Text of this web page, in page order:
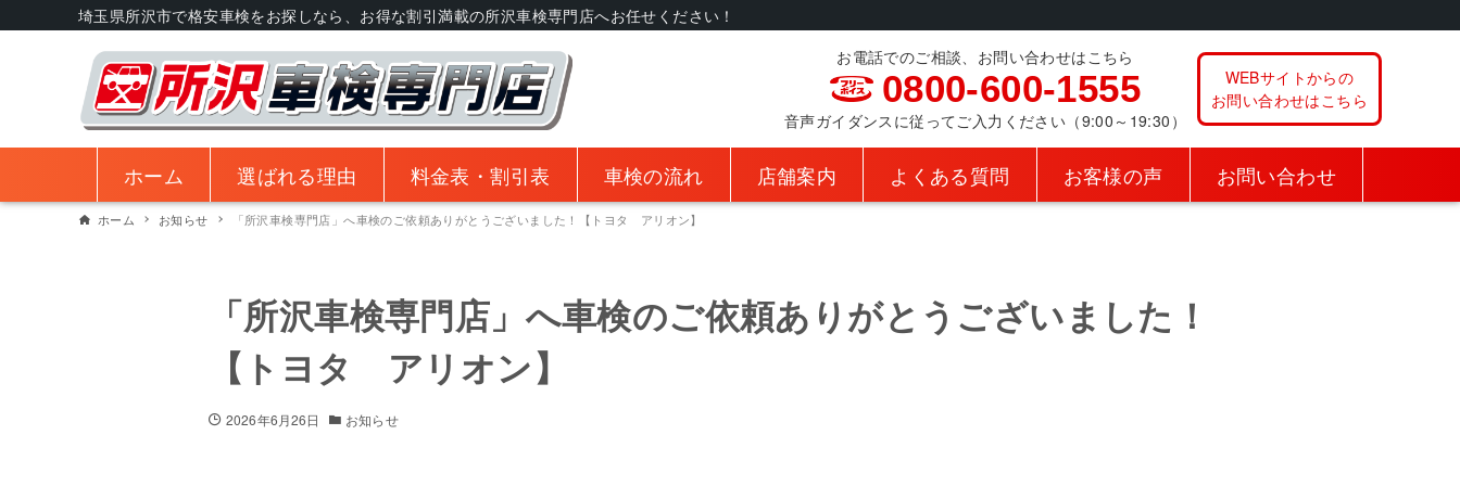
埼玉県所沢市で格安車検をお探しなら、お得な割引満載の所沢車検専門店へお任せください！
お電話でのご相談、お問い合わせはこちら
0800-600-1555
音声ガイダンスに従ってご入力ください（9:00～19:30）
WEBサイトからの
お問い合わせはこちら
ホーム 選ばれる理由 料金表・割引表 車検の流れ 店舗案内 よくある質問 お客様の声 お問い合わせ
ホーム お知らせ 「所沢車検専門店」へ車検のご依頼ありがとうございました！【トヨタ アリオン】
「所沢車検専門店」へ車検のご依頼ありがとうございました！
【トヨタ アリオン】
2026年6月26日 お知らせ